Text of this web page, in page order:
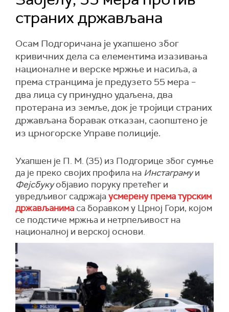
страних држављана
Осам Подгоричана је ухапшено због
кривичних дела са елементима изазивања
националне и верске мржње и насиља, а
према странцима је предузето 55 мера –
два лица су принудно удаљена, два
протерана из земље, док је тројици страних
држављана боравак отказан, саопштено је
из црногорске Управе полиције.
Ухапшен је П. М. (35) из Подгорице због сумње
да је преко својих профила на Инстаграмуи
Фејсбукуобјавио поруку претећег и
увредљивог садржајаусмерену према турским
држављанима са боравком у Црној Гори, којом
се подстиче мржња и нетрпељивост на
националној и верској основи.